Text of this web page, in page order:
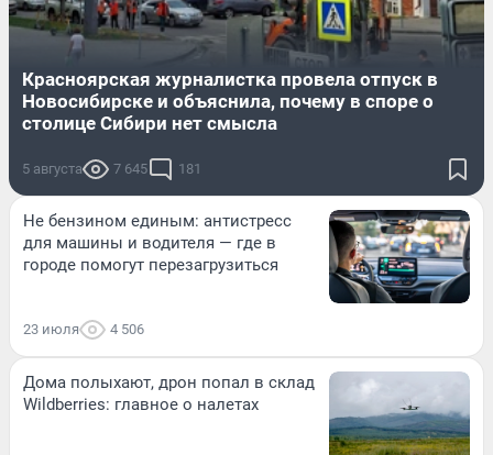
Красноярская журналистка провела отпуск в
Новосибирске и объяснила, почему в споре о
столице Сибири нет смысла
5 августа 7 645 181
Не бензином единым: антистресс
для машины и водителя — где в
городе помогут перезагрузиться
23 июля 4 506
Дома полыхают, дрон попал в склад
Wildberries: главное о налетах